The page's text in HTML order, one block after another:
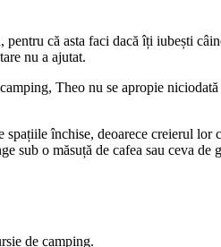
că asta faci dacă îți iubești
nu a ajutat.
Theo nu se apropie
închise, deoarece creierul lor
sub o măsuță de cafea sau ceva de
de camping.